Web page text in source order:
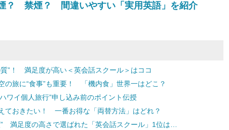
？ 禁煙？ 間違いやすい「実用英語」を紹介
”！ 満足度が高い＜英会話スクール＞はココ
の旅に“食事”も重要！ 「機内食」世界一はどこ？
ワイ個人旅行”申し込み前のポイント伝授
ておきたい！ 一番お得な「両替方法」はどれ？
満足度の高さで選ばれた「英会話スクール」1位は…